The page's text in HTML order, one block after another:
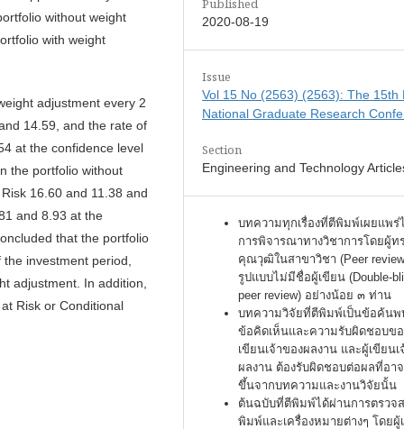
without weight
with weight
adjustment every 2
14.59, and the rate of
at the confidence level
the portfolio without
16.60 and 11.38 and
and 8.93 at the
that the portfolio
investment period,
adjustment. In addition,
Risk or Conditional
Published
2020-08-19
Issue
Vol 15 No (2563) (2563): The 15th
National Graduate Research
Section
Engineering and Technology
บทความทุกเรื่องที่ตีพิมพ์เผยแพร่
การพิจารณาทางวิชาการโดยผู้ท
คุณวุฒิในสาขาวิชา (Peer
รูปแบบไม่มีชื่อผู้เขียน (Double-
peer review) อย่างน้อย ๓ ท่าน
บทความวิจัยที่ตีพิมพ์เป็นข้อค้นพ
ข้อคิดเห็นและความรับผิดชอบข
เขียนเจ้าของผลงาน และผู้เขียนเ
ผลงาน ต้องรับผิดชอบต่อผลที่อาจ
ขึ้นจากบทความและงานวิจัยนั้น
ต้นฉบับที่ตีพิมพ์ได้ผ่านการตรวจ
พิมพ์และเครื่องหมายต่างๆ โดยผู้